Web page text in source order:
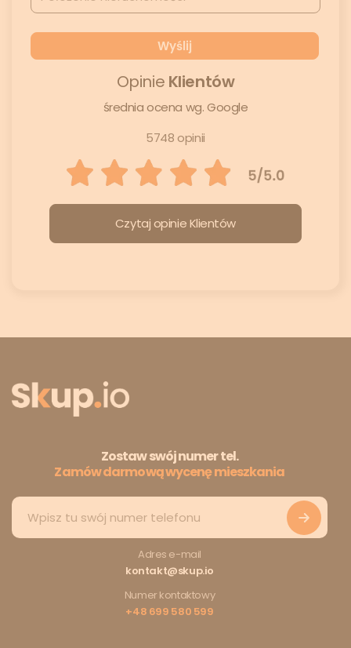
Opinie Klientów
średnia ocena wg. Google
5748 opinii
Czytaj opinie Klientów
Zostaw swój numer tel.
Zamów darmową wycenę mieszkania
Adres e-mail
kontakt@skup.io
Numer kontaktowy
+48 699 580 599